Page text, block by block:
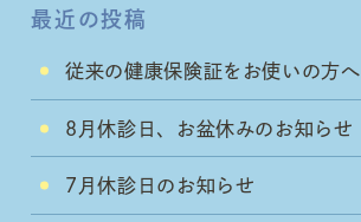
最近の投稿
従来の健康保険証をお使いの方へ
8月休診日、お盆休みのお知らせ
7月休診日のお知らせ